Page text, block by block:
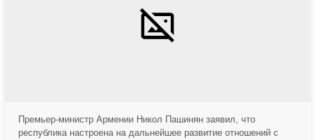
Премьер-министр Армении Никол Пашинян заявил, что
республика настроена на дальнейшее развитие отношений с